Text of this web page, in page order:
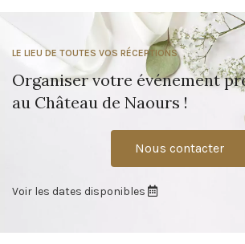
LE LIEU DE TOUTES VOS RÉCEPTIONS
Organiser votre événement
au Château de Naours !
Nous contacter
Voir les dates disponibles